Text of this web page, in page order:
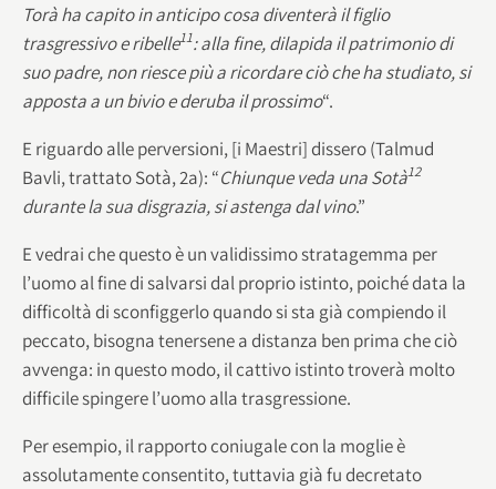
Torà ha capito in anticipo cosa diventerà il figlio
trasgressivo e ribelle11: alla fine, dilapida il patrimonio di
suo padre, non riesce più a ricordare ciò che ha studiato, si
apposta a un bivio e deruba il prossimo“.
E riguardo alle perversioni, [i Maestri] dissero (Talmud
Bavli, trattato Sotà, 2a): “Chiunque veda una Sotà12
durante la sua disgrazia, si astenga dal vino.”
E vedrai che questo è un validissimo stratagemma per
l’uomo al fine di salvarsi dal proprio istinto, poiché data la
difficoltà di sconfiggerlo quando si sta già compiendo il
peccato, bisogna tenersene a distanza ben prima che ciò
avvenga: in questo modo, il cattivo istinto troverà molto
difficile spingere l’uomo alla trasgressione.
Per esempio, il rapporto coniugale con la moglie è
assolutamente consentito, tuttavia già fu decretato